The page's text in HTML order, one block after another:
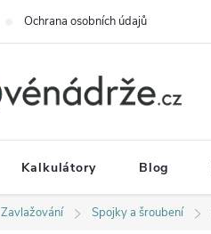
Ochrana osobních údajů
Kalkulátory Blog
Zavlažování Spojky a šroubení